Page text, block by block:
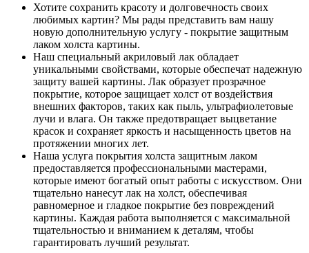
Хотите сохранить красоту и долговечность своих
любимых картин? Мы рады представить вам нашу
новую дополнительную услугу - покрытие защитным
лаком холста картины.
Наш специальный акриловый лак обладает
уникальными свойствами, которые обеспечат надежную
защиту вашей картины. Лак образует прозрачное
покрытие, которое защищает холст от воздействия
внешних факторов, таких как пыль, ультрафиолетовые
лучи и влага. Он также предотвращает выцветание
красок и сохраняет яркость и насыщенность цветов на
протяжении многих лет.
Наша услуга покрытия холста защитным лаком
предоставляется профессиональными мастерами,
которые имеют богатый опыт работы с искусством. Они
тщательно нанесут лак на холст, обеспечивая
равномерное и гладкое покрытие без повреждений
картины. Каждая работа выполняется с максимальной
тщательностью и вниманием к деталям, чтобы
гарантировать лучший результат.